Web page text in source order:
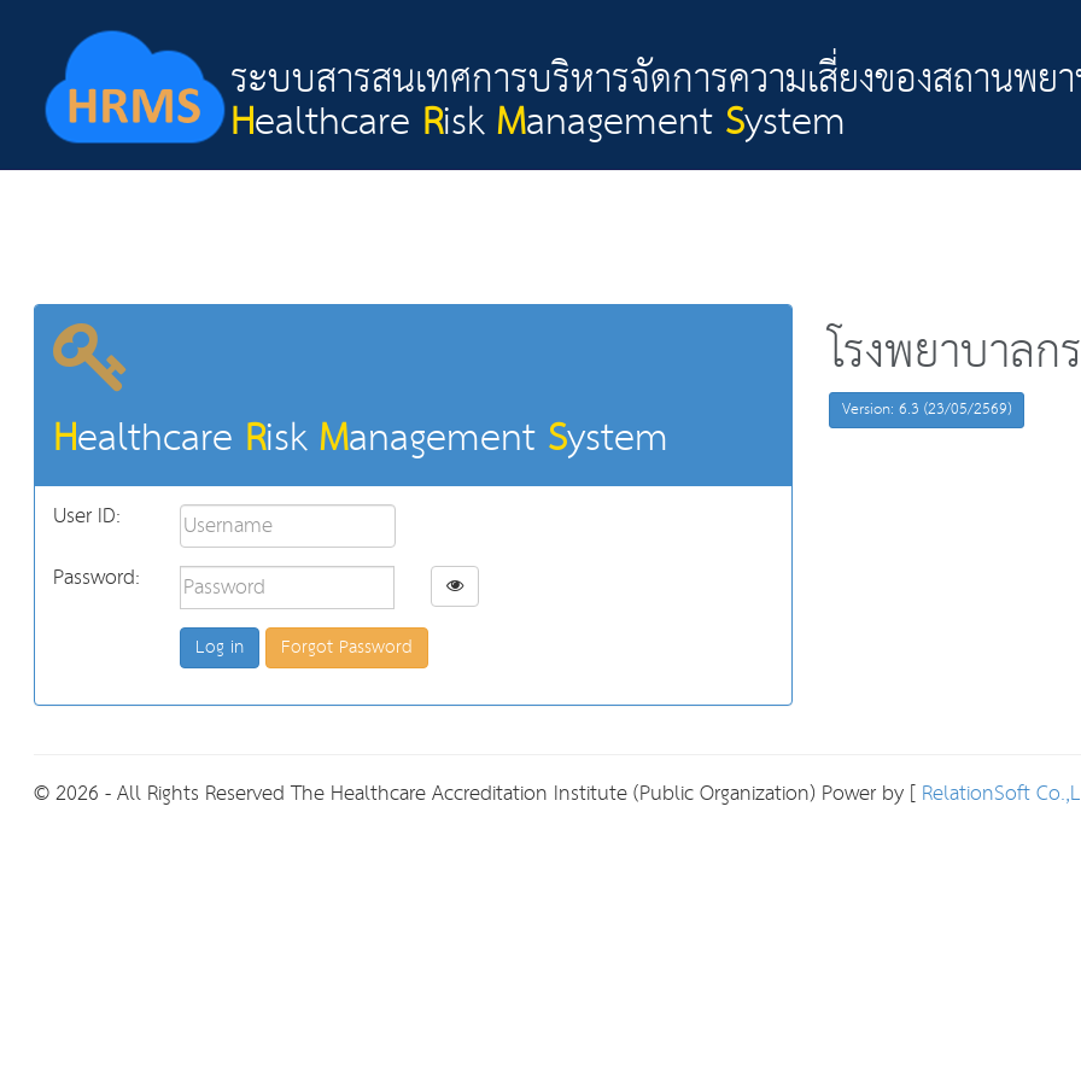
ระบบสารสนเทศการบริหารจัดการความเสี่ยงของสถานพย
Healthcare RiskManagementSystem
Healthcare RiskManagementSystem
User ID:
Password:
Forgot Password
โรงพยาบาลก
Version: 6.3 (23/05/2569)
© 2026 - All Rights Reserved The Healthcare Accreditation Institute (Public Organization) Power by [RelationSoft